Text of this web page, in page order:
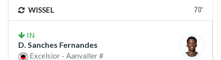
WISSEL 70'
IN
D. Sanches Fernandes
Excelsior - Aanvaller #